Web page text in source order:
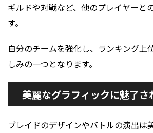
ギルドや対戦など、他のプレイヤーと
す。
自分のチームを強化し、ランキング上
しみの一つとなります。
美麗なグラフィックに魅了さ
ブレイドのデザインやバトルの演出は